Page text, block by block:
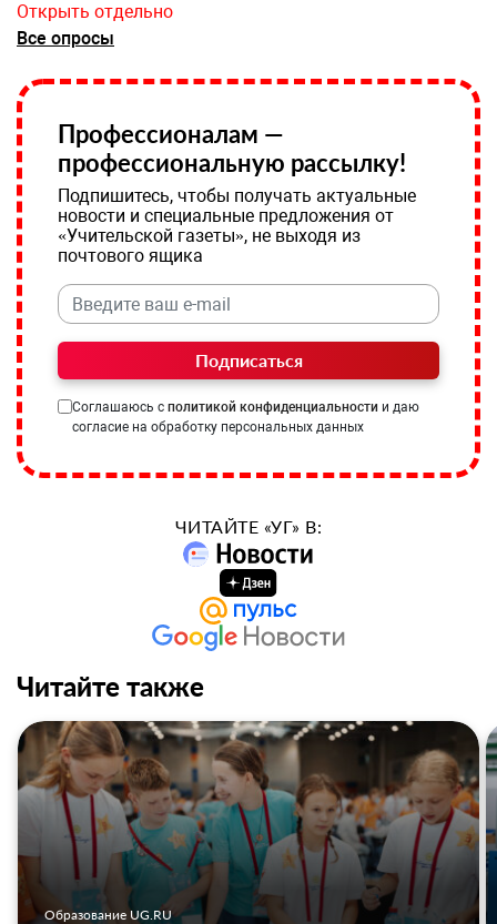
Открыть отдельно
Все опросы
Профессионалам —
профессиональную рассылку!
Подпишитесь, чтобы получать актуальные
новости и специальные предложения от
«Учительской газеты», не выходя из
почтового ящика
Подписаться
Соглашаюсь с политикой конфиденциальности и даю
согласие на обработку персональных данных
ЧИТАЙТЕ «УГ» В:
Читайте также
Образование UG.RU